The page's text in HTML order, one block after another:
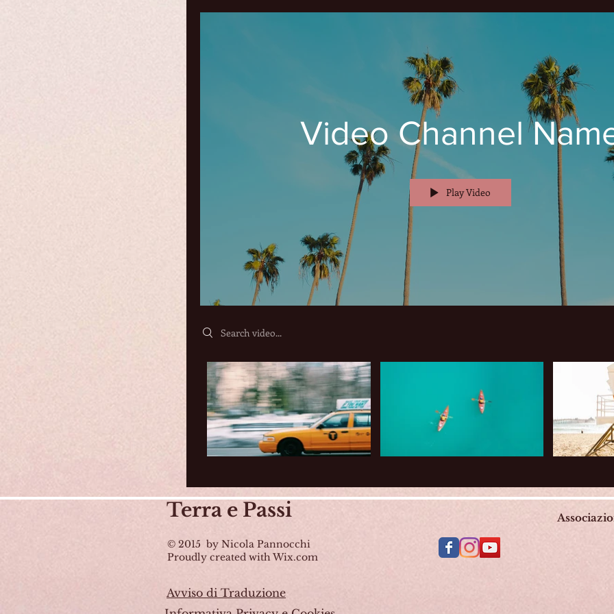
Video Channel
Play Video
Search videos
Terra e Passi
© 2015 by Nicola Pannocchi
Proudly created with Wix.com
Avviso di Traduzione